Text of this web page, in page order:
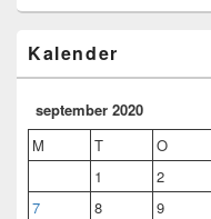
Kalender
september 2020
M
T O
1
2
7
8 9